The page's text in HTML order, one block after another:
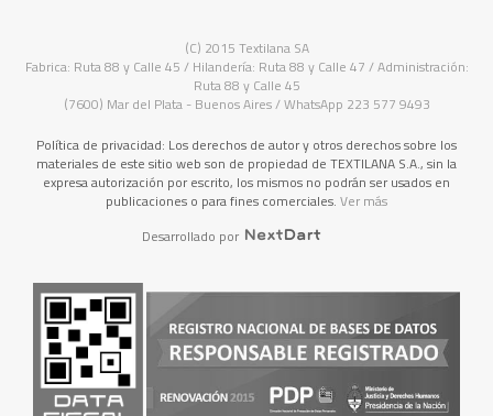
(C) 2015 Textilana SA
Fabrica: Ruta 88 y Calle 45 / Hilandería: Ruta 88 y Calle 47 / Administración:
Ruta 88 y Calle 45
(7600) Mar del Plata - Buenos Aires / WhatsApp 223 577 9493
Política de privacidad: Los derechos de autor y otros derechos sobre los
materiales de este sitio web son de propiedad de TEXTILANA S.A., sin la
expresa autorización por escrito, los mismos no podrán ser usados en
publicaciones o para fines comerciales. Ver más
Desarrollado por